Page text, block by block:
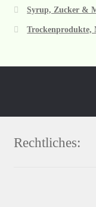
Syrup, Zucker &
Trockenprodukte,
Rechtliches: